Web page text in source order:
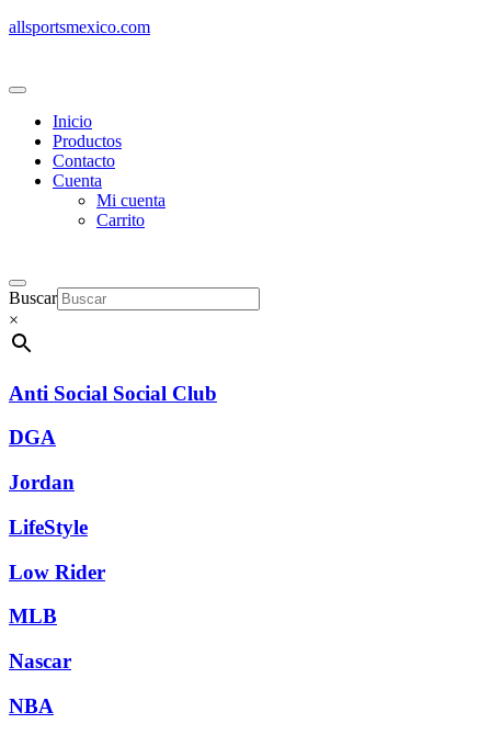
allsportsmexico.com
Inicio
Productos
Contacto
Cuenta
Mi cuenta
Carrito
Buscar
×
Anti Social Social Club
DGA
Jordan
LifeStyle
Low Rider
MLB
Nascar
NBA